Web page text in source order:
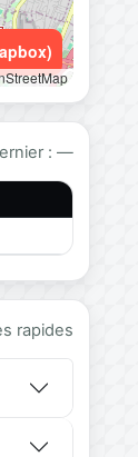
: —
rapides